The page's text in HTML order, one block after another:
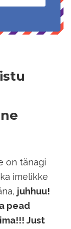
on tänagi
imelikke
juhhuu!
pead
Just